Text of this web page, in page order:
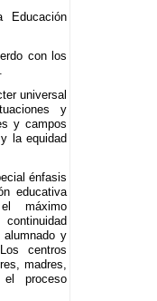
Educación
con los
universal
y
y campos
la equidad
énfasis
educativa
máximo
y
centros
madres,
proceso